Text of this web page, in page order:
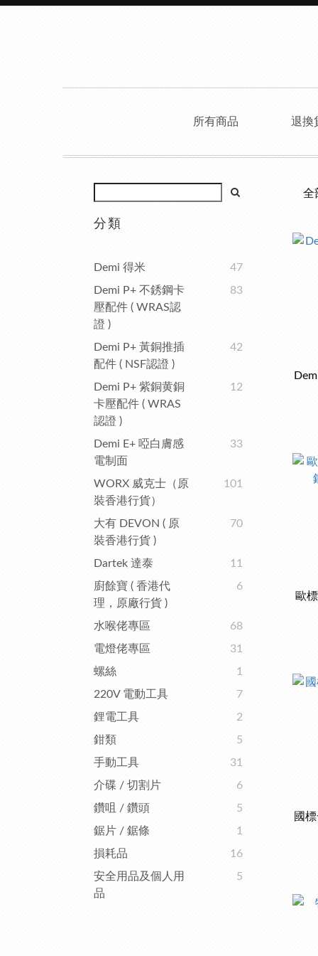
所有商品 退換
分類
Demi 得米
47
Demi P+ 不銹鋼卡
壓配件 ( WRAS認
證 )
83
Demi P+ 黃銅推插
配件 ( NSF認證 )
42
Demi P+ 紫銅黄銅
卡壓配件 ( WRAS
認證 )
12
Demi E+ 啞白膚感
電制面
33
WORX 威克士（原
裝香港行貨）
101
大有 DEVON ( 原
裝香港行貨 )
70
Dartek 達泰
11
廚餘寶 ( 香港代
理，原廠行貨 )
6
水喉佬專區
68
電燈佬專區
31
螺絲
1
220V 電動工具
7
鋰電工具
2
鉗類
5
手動工具
31
介碟 / 切割片
6
鑽咀 / 鑽頭
5
鋸片 / 鋸條
1
損耗品
16
安全用品及個人用
品
5
全
歐
國